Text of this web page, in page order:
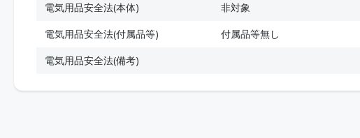
電気用品安全法(本体)
非対象
電気用品安全法(付属品等)
付属品等無し
電気用品安全法(備考)